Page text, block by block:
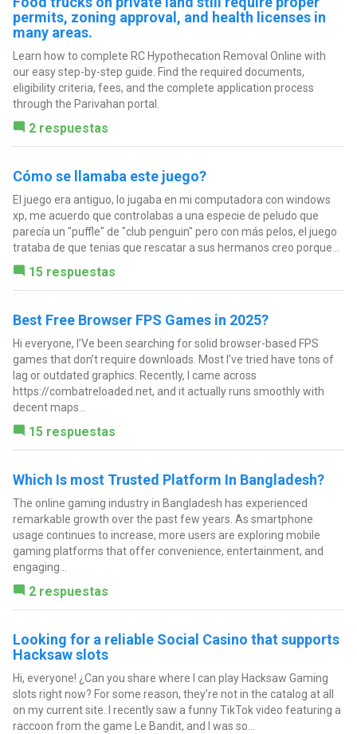
permits, zoning approval, and health licenses in
many areas.
Learn how to complete RC Hypothecation Removal Online with
our easy step-by-step guide. Find the required documents,
eligibility criteria, fees, and the complete application process
through the Parivahan portal.
2 respuestas
Cómo se llamaba este juego?
El juego era antiguo, lo jugaba en mi computadora con windows
xp, me acuerdo que controlabas a una especie de peludo que
parecía un "puffle" de "club penguin" pero con más pelos, el juego
trataba de que tenias que rescatar a sus hermanos creo porque...
15 respuestas
Best Free Browser FPS Games in 2025?
Hi everyone, I’Ve been searching for solid browser-based FPS
games that don’t require downloads. Most I’ve tried have tons of
lag or outdated graphics. Recently, I came across
https://combatreloaded.net, and it actually runs smoothly with
decent maps...
15 respuestas
Which Is most Trusted Platform In Bangladesh?
The online gaming industry in Bangladesh has experienced
remarkable growth over the past few years. As smartphone
usage continues to increase, more users are exploring mobile
gaming platforms that offer convenience, entertainment, and
engaging...
2 respuestas
Looking for a reliable Social Casino that supports
Hacksaw slots
Hi, everyone! ¿Can you share where I can play Hacksaw Gaming
slots right now? For some reason, they’re not in the catalog at all
on my current site. I recently saw a funny TikTok video featuring a
raccoon from the game Le Bandit, and I was so...